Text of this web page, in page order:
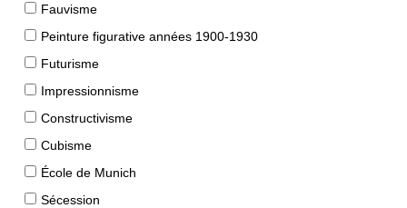
Fauvisme
Peinture figurative années 1900-1930
Futurisme
Impressionnisme
Constructivisme
Cubisme
École de Munich
Sécession